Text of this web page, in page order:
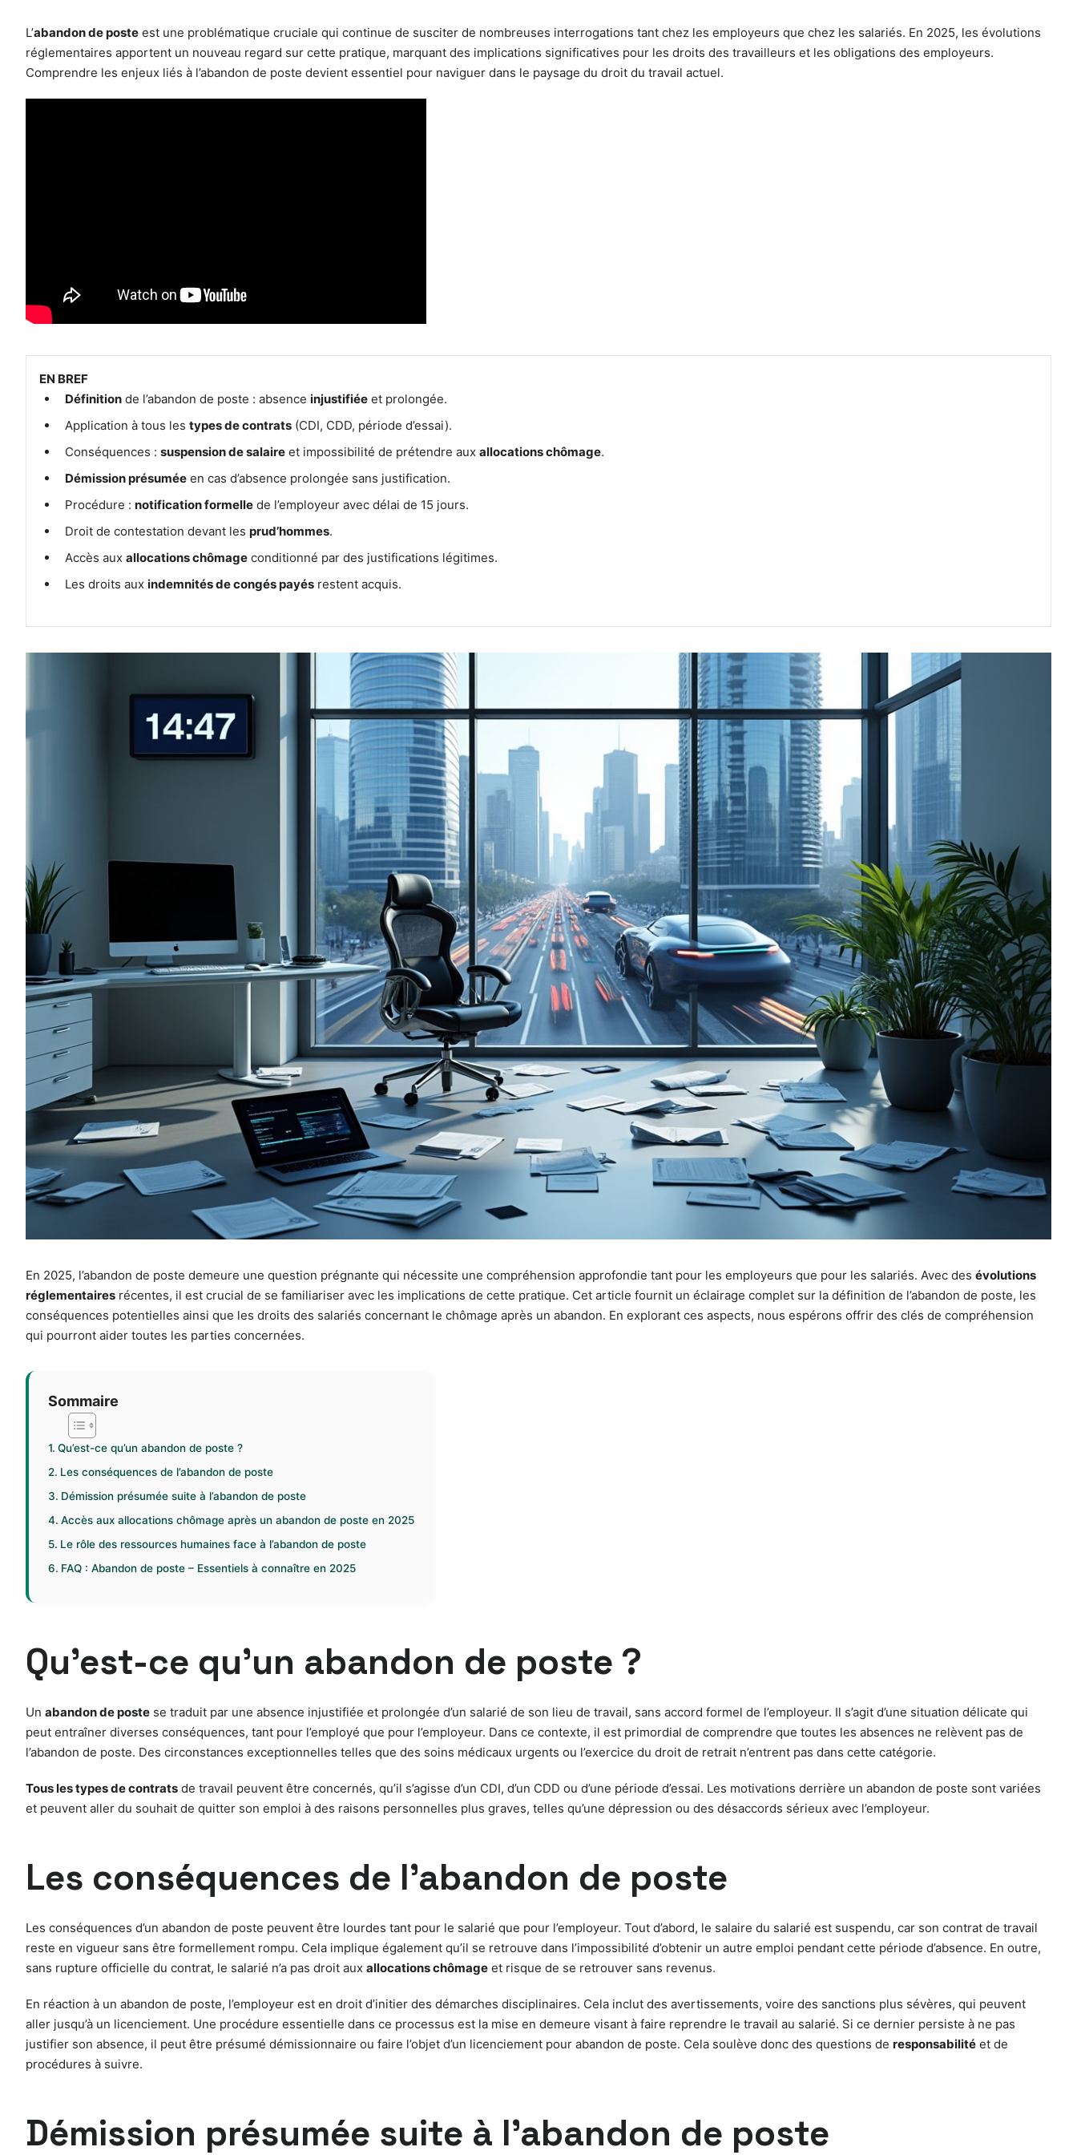
L’abandon de poste est une problématique cruciale qui continue de susciter de nombreuses interrogations tant chez les employeurs que chez les salariés. En 2025, les évolutions
réglementaires apportent un nouveau regard sur cette pratique, marquant des implications significatives pour les droits des travailleurs et les obligations des employeurs.
Comprendre les enjeux liés à l’abandon de poste devient essentiel pour naviguer dans le paysage du droit du travail actuel.
EN BREF
Définition de l’abandon de poste : absence injustifiée et prolongée.
Application à tous les types de contrats (CDI, CDD, période d’essai).
Conséquences : suspension de salaire et impossibilité de prétendre aux allocations chômage.
Démission présumée en cas d’absence prolongée sans justification.
Procédure : notification formelle de l’employeur avec délai de 15 jours.
Droit de contestation devant les prud’hommes.
Accès aux allocations chômage conditionné par des justifications légitimes.
Les droits aux indemnités de congés payés restent acquis.
En 2025, l’abandon de poste demeure une question prégnante qui nécessite une compréhension approfondie tant pour les employeurs que pour les salariés. Avec des évolutions
réglementaires récentes, il est crucial de se familiariser avec les implications de cette pratique. Cet article fournit un éclairage complet sur la définition de l’abandon de poste, les
conséquences potentielles ainsi que les droits des salariés concernant le chômage après un abandon. En explorant ces aspects, nous espérons offrir des clés de compréhension
qui pourront aider toutes les parties concernées.
Sommaire
Qu’est-ce qu’un abandon de poste ?
Les conséquences de l’abandon de poste
Démission présumée suite à l’abandon de poste
Accès aux allocations chômage après un abandon de poste en 2025
Le rôle des ressources humaines face à l’abandon de poste
FAQ : Abandon de poste – Essentiels à connaître en 2025
Qu’est-ce qu’un abandon de poste ?
Un abandon de poste se traduit par une absence injustifiée et prolongée d’un salarié de son lieu de travail, sans accord formel de l’employeur. Il s’agit d’une situation délicate qui
peut entraîner diverses conséquences, tant pour l’employé que pour l’employeur. Dans ce contexte, il est primordial de comprendre que toutes les absences ne relèvent pas de
l’abandon de poste. Des circonstances exceptionnelles telles que des soins médicaux urgents ou l’exercice du droit de retrait n’entrent pas dans cette catégorie.
Tous les types de contrats de travail peuvent être concernés, qu’il s’agisse d’un CDI, d’un CDD ou d’une période d’essai. Les motivations derrière un abandon de poste sont variées
et peuvent aller du souhait de quitter son emploi à des raisons personnelles plus graves, telles qu’une dépression ou des désaccords sérieux avec l’employeur.
Les conséquences de l’abandon de poste
Les conséquences d’un abandon de poste peuvent être lourdes tant pour le salarié que pour l’employeur. Tout d’abord, le salaire du salarié est suspendu, car son contrat de travail
reste en vigueur sans être formellement rompu. Cela implique également qu’il se retrouve dans l’impossibilité d’obtenir un autre emploi pendant cette période d’absence. En outre,
sans rupture officielle du contrat, le salarié n’a pas droit aux allocations chômage et risque de se retrouver sans revenus.
En réaction à un abandon de poste, l’employeur est en droit d’initier des démarches disciplinaires. Cela inclut des avertissements, voire des sanctions plus sévères, qui peuvent
aller jusqu’à un licenciement. Une procédure essentielle dans ce processus est la mise en demeure visant à faire reprendre le travail au salarié. Si ce dernier persiste à ne pas
justifier son absence, il peut être présumé démissionnaire ou faire l’objet d’un licenciement pour abandon de poste. Cela soulève donc des questions de responsabilité et de
procédures à suivre.
Démission présumée suite à l’abandon de poste